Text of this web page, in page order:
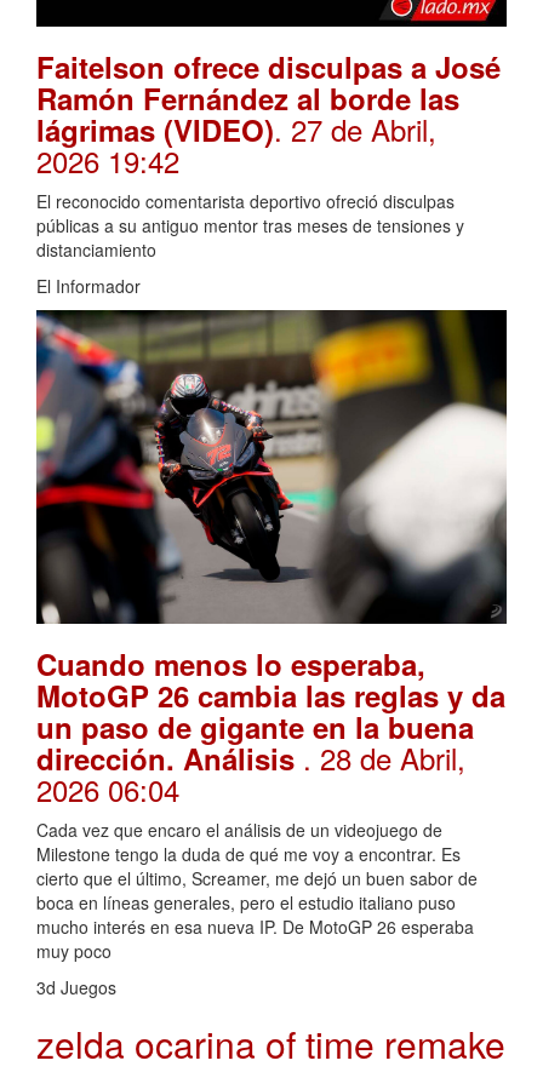
Faitelson ofrece disculpas a José
Ramón Fernández al borde las
lágrimas (VIDEO). 27 de Abril,
2026 19:42
El reconocido comentarista deportivo ofreció disculpas
públicas a su antiguo mentor tras meses de tensiones y
distanciamiento
El Informador
Cuando menos lo esperaba,
MotoGP 26 cambia las reglas y da
un paso de gigante en la buena
dirección. Análisis . 28 de Abril,
2026 06:04
Cada vez que encaro el análisis de un videojuego de
Milestone tengo la duda de qué me voy a encontrar. Es
cierto que el último, Screamer, me dejó un buen sabor de
boca en líneas generales, pero el estudio italiano puso
mucho interés en esa nueva IP. De MotoGP 26 esperaba
muy poco
3d Juegos
zelda ocarina of time remake